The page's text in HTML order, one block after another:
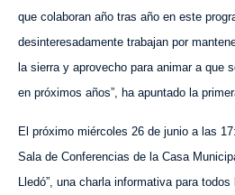
que colaboran año tras año en este
desinteresadamente trabajan por
la sierra y aprovecho para animar a que
en próximos años”, ha apuntado la
El próximo miércoles 26 de junio a las
Sala de Conferencias de la Casa
Lledó”, una charla informativa para